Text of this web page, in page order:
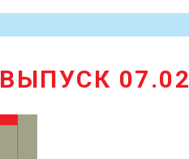
ВЫПУСК 07.02